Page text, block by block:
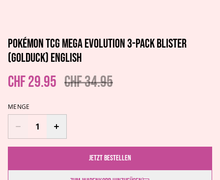
Pokémon TCG Mega Evolution 3-Pack Blister
(Golduck) ENGLISH
CHF 29.95 CHF 34.95
MENGE
Jetzt bestellen